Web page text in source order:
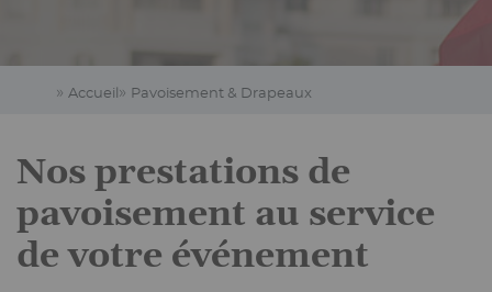
Accueil Pavoisement & Drapeaux
Nos prestations de
pavoisement au service
de votre événement